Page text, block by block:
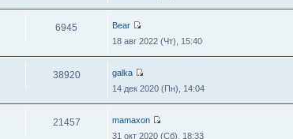
6945
Bear
18 авг 2022 (Чт), 15:40
38920
galka
14 дек 2020 (Пн), 14:04
21457
mamaxon
31 окт 2020 (Сб), 18:33